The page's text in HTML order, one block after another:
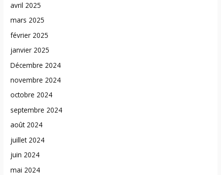
avril 2025
mars 2025
février 2025
janvier 2025
Décembre 2024
novembre 2024
octobre 2024
septembre 2024
août 2024
juillet 2024
juin 2024
mai 2024